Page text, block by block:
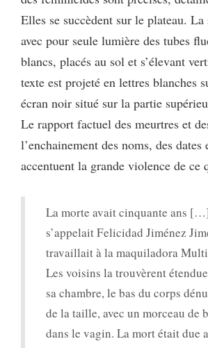
Elles se succèdent sur le plateau. La
avec pour seule lumière des tubes
blancs, placés au sol et s’élevant
texte est projeté en lettres blanches
écran noir situé sur la partie
Le rapport factuel des meurtres et
l’enchainement des noms, des dates
accentuent la grande violence de ce
La morte avait cinquante ans
s’appelait Felicidad Jiménez
travaillait à la maquiladora
Les voisins la trouvèrent
sa chambre, le bas du corps
de la taille, avec un morceau de
dans le vagin. La mort était due